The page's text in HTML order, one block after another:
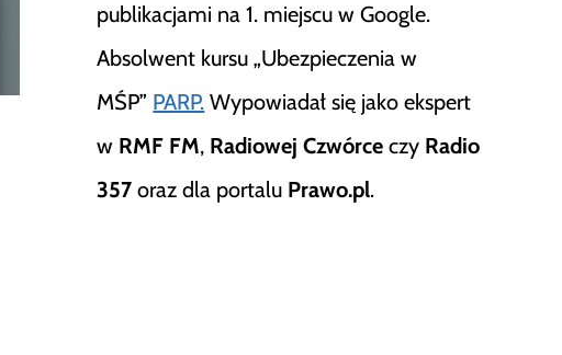
publikacjami na 1. miejscu w Google.
Absolwent kursu „Ubezpieczenia w
MŚP” PARP. Wypowiadał się jako ekspert
w RMF FM, Radiowej Czwórce czy Radio
357 oraz dla portalu Prawo.pl.